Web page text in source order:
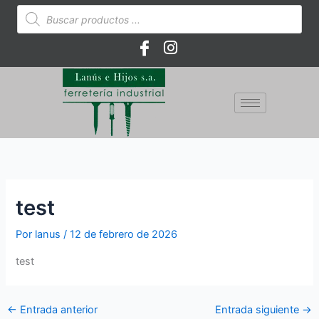
Búsqueda
de
productos
test
Por lanus/12 de febrero de 2026
test
← Entrada anterior Entrada siguiente →